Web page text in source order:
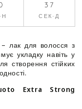
Н
37
СЕК-Д
лак для волосся з
укладку навіть у
створення стійких
Extra Strong